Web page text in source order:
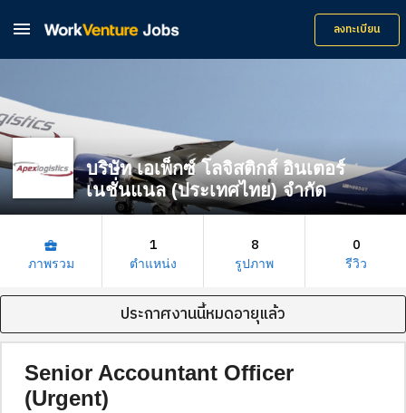
 ลงทะเบียน
บริษัท เอเพ็กซ์ โลจิสติกส์ อินเตอร์
เนชั่นแนล (ประเทศไทย) จำกัด
business_center
ภาพรวม
1
ตำแหน่ง
8
รูปภาพ
0
รีวิว
ประกาศงานนี้หมดอายุแล้ว
Senior Accountant Officer
(Urgent)